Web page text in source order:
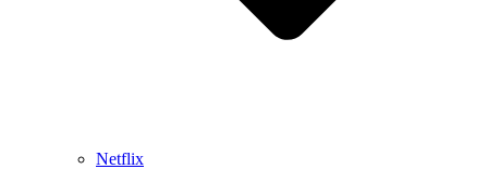
Netflix